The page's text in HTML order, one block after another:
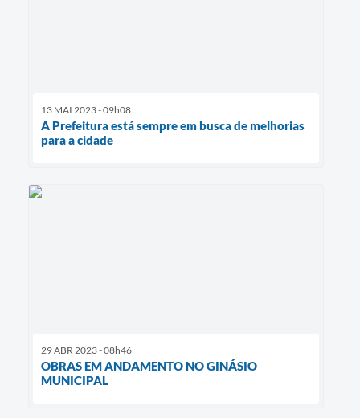
13 MAI 2023 - 09h08
A Prefeitura está sempre em busca de melhorias
para a cidade
29 ABR 2023 - 08h46
OBRAS EM ANDAMENTO NO GINÁSIO
MUNICIPAL